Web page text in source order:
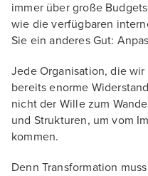
immer über große
wie die verfügbaren
Sie ein anderes Gut:
Jede Organisation, die
bereits enorme
nicht der Wille zum
und Strukturen, um vom
kommen.
Denn Transformation